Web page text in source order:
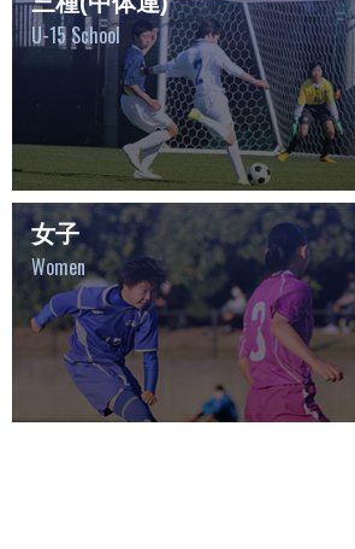
U-15 School
女子
Women